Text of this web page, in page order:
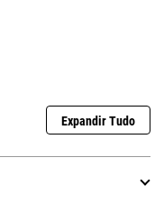
Expandir Tudo